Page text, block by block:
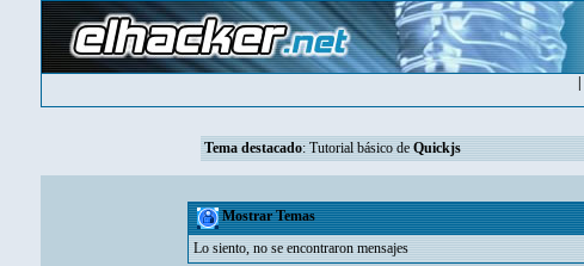
Tema destacado: Tutorial básico de Quickjs
Mostrar Temas
Lo siento, no se encontraron mensajes